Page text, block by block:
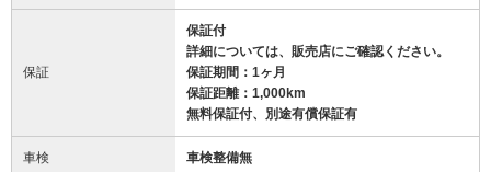
保証
保証付
詳細については、販売店にご確認ください。
保証期間：1ヶ月
保証距離：1,000km
無料保証付、別途有償保証有
車検 車検整備無